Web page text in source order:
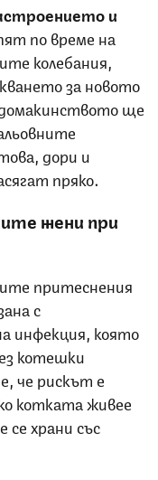
и
по време на
колебания,
за новото
ще
дори и
пряко.
жени при
притеснения
с
инфекция, която
котешки
че рискът е
котката живее
се храни със